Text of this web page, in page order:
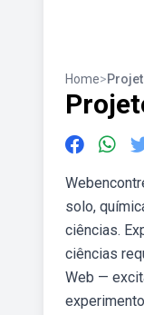
Home>
solo,
ciências.
ciências
Web —